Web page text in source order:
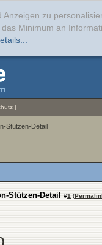
zu
Minimum an
|
Stützen-Detail
Stützen-Detail #1 (